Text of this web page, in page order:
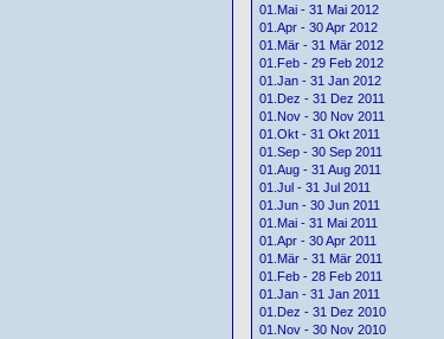
01.Mai - 31 Mai 2012
01.Apr - 30 Apr 2012
01.Mär - 31 Mär 2012
01.Feb - 29 Feb 2012
01.Jan - 31 Jan 2012
01.Dez - 31 Dez 2011
01.Nov - 30 Nov 2011
01.Okt - 31 Okt 2011
01.Sep - 30 Sep 2011
01.Aug - 31 Aug 2011
01.Jul - 31 Jul 2011
01.Jun - 30 Jun 2011
01.Mai - 31 Mai 2011
01.Apr - 30 Apr 2011
01.Mär - 31 Mär 2011
01.Feb - 28 Feb 2011
01.Jan - 31 Jan 2011
01.Dez - 31 Dez 2010
01.Nov - 30 Nov 2010